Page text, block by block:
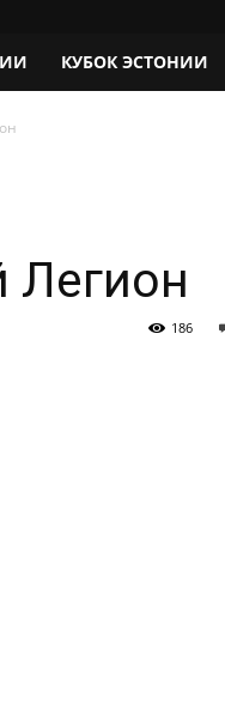
КУБОК ЭСТОНИИ
Легион
186